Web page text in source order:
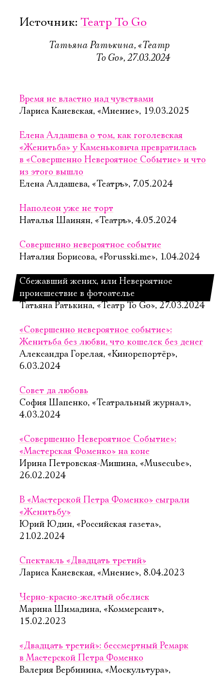
Источник: Театр To Go
Татьяна Ратькина, «Театр
To Go», 27.03.2024
Время не властно над чувствами
Лариса Каневская, «Мнение», 19.03.2025
Елена Алдашева о том, как гоголевская
«Женитьба» у Каменьковича превратилась
в «Совершенно Невероятное Событие» и что
из этого вышло
Елена Алдашева, «Театръ», 7.05.2024
Наполеон уже не торт
Наталья Шаинян, «Театръ», 4.05.2024
Совершенно невероятное событие
Наталия Борисова, «Porusski.me», 1.04.2024
Сбежавший жених, или Невероятное
происшествие в фотоателье
Татьяна Ратькина, «Театр To Go», 27.03.2024
«Совершенно невероятное событие»:
Женитьба без любви, что кошелек без денег
Александра Горелая, «Кинорепортёр»,
6.03.2024
Совет да любовь
София Шапенко, «Театральный журнал»,
4.03.2024
«Совершенно Невероятное Событие»:
«Мастерская Фоменко» на коне
Ирина Петровская-Мишина, «Musecube»,
26.02.2024
В «Мастерской Петра Фоменко» сыграли
«Женитьбу»
Юрий Юдин, «Российская газета»,
21.02.2024
Спектакль «Двадцать третий»
Лариса Каневская, «Мнение», 8.04.2023
Черно-красно-желтый обелиск
Марина Шимадина, «Коммерсант»,
15.02.2023
«Двадцать третий»: бессмертный Ремарк
в Мастерской Петра Фоменко
Валерия Вербинина, «Москультура»,